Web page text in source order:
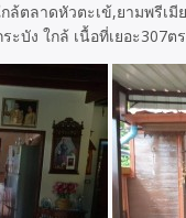
ลาดหัวตะเข้,ยามพรีเมี
บัง ใกล้ เนื้อที่เยอะ307ต